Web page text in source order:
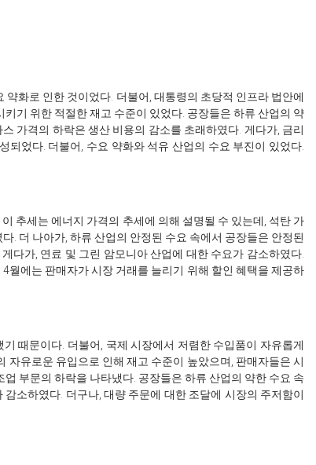
화로 인한 것이었다. 더불어, 대통령의 초당적 인프라 법안에
기 위한 적절한 재고 수준이 있었다. 공장들은 하류 산업의 약
가격의 하락은 생산 비용의 감소를 초래하였다. 게다가, 금리
었다. 더불어, 수요 약화와 석유 산업의 수요 부진이 있었다.
추세는 에너지 가격의 추세에 의해 설명될 수 있는데, 석탄 가
. 더 나아가, 하류 산업의 안정된 수요 속에서 공장들은 안정된
다가, 연료 및 그린 암모니아 산업에 대한 수요가 감소하였다.
월에는 판매자가 시장 거래를 늘리기 위해 할인 혜택을 제공하
때문이다. 더불어, 국제 시장에서 저렴한 수입품이 자유롭게
유로운 유입으로 인해 재고 수준이 높았으며, 판매자들은 시
부문의 하락을 나타냈다. 공장들은 하류 산업의 약한 수요 속
소하였다. 더구나, 대량 주문에 대한 조달에 시장의 주저함이